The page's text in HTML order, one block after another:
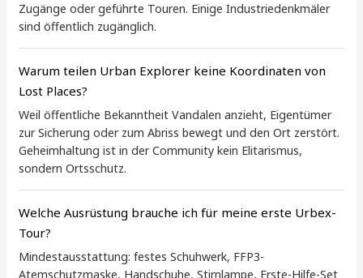
Zugänge oder geführte Touren. Einige Industriedenkmäler
sind öffentlich zugänglich.
Warum teilen Urban Explorer keine Koordinaten von
Lost Places?
Weil öffentliche Bekanntheit Vandalen anzieht, Eigentümer
zur Sicherung oder zum Abriss bewegt und den Ort zerstört.
Geheimhaltung ist in der Community kein Elitarismus,
sondern Ortsschutz.
Welche Ausrüstung brauche ich für meine erste Urbex-
Tour?
Mindestausstattung: festes Schuhwerk, FFP3-
Atemschutzmaske, Handschuhe, Stirnlampe, Erste-Hilfe-Set